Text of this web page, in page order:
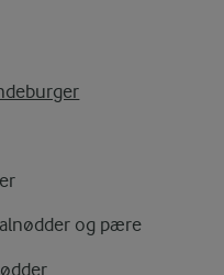
og pære